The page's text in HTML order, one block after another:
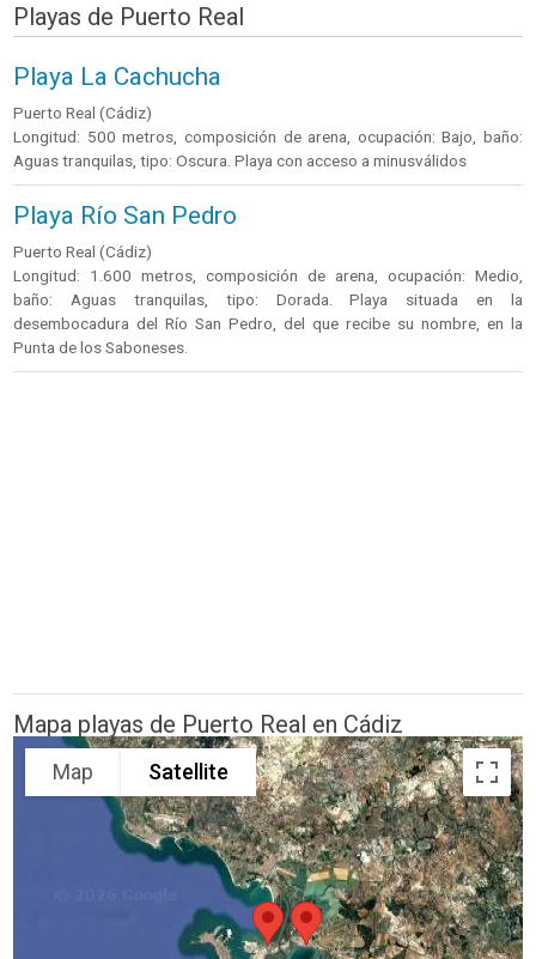
Playas de Puerto Real
Playa La Cachucha
Puerto Real (Cádiz)
Longitud: 500 metros, composición de arena, ocupación: Bajo, baño:
Aguas tranquilas, tipo: Oscura. Playa con acceso a minusválidos
Playa Río San Pedro
Puerto Real (Cádiz)
Longitud: 1.600 metros, composición de arena, ocupación: Medio,
baño: Aguas tranquilas, tipo: Dorada. Playa situada en la
desembocadura del Río San Pedro, del que recibe su nombre, en la
Punta de los Saboneses.
Mapa playas de Puerto Real en Cádiz
Map Satellite